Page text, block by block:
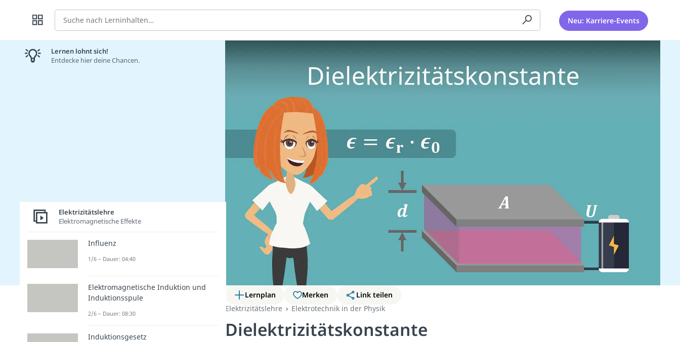
Suche Neu: Karriere-Events
Lernplan Merken
Link teilen
Elektrizitätslehre
Elektrotechnik in der Physik
Dielektrizitätskonstante
Lernen lohnt sich!
Entdecke hier deine Chancen.
Elektrizitätslehre
Elektromagnetische Effekte
Influenz
1/6 – Dauer: 04:40
Elektromagnetische Induktion und
Induktionsspule
2/6 – Dauer: 08:30
Induktionsgesetz